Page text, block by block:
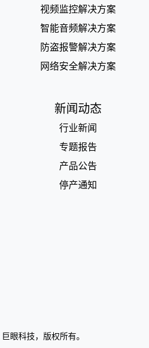
视频监控解决方案
智能音频解决方案
防盗报警解决方案
网络安全解决方案
新闻动态
行业新闻
专题报告
产品公告
停产通知
巨眼科技，版权所有。